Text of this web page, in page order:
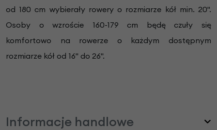
od 180 cm wybierały rowery o rozmiarze kół min. 20".
Osoby o wzroście 160-179 cm będę czuły się
komfortowo na rowerze o każdym dostępnym
rozmiarze kół od 16" do 26".
Informacje handlowe